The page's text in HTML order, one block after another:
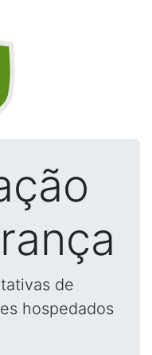
de
hospedados